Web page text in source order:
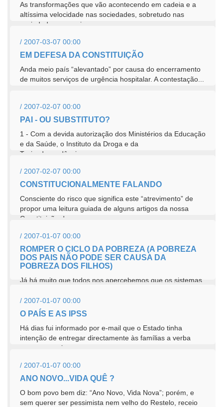
As transformações que vão acontecendo em cadeia e a
altíssima velocidade nas sociedades, sobretudo nas
sociedades europeias,...
/ 2007-03-07 00:00
EM DEFESA DA CONSTITUIÇÃO
Anda meio país “alevantado” por causa do encerramento
de muitos serviços de urgência hospitalar. A contestação...
/ 2007-02-07 00:00
PAI - OU SUBSTITUTO?
1 - Com a devida autorização dos Ministérios da Educação
e da Saúde, o Instituto da Droga e da
Toxicodependência...
/ 2007-02-07 00:00
CONSTITUCIONALMENTE FALANDO
Consciente do risco que significa este “atrevimento” de
propor uma leitura guiada de alguns artigos da nossa
Constituição da...
/ 2007-01-07 00:00
ROMPER O CICLO DA POBREZA (A POBREZA
DOS PAIS NÃO PODE SER CAUSA DA
POBREZA DOS FILHOS)
Já há muito que todos nos apercebemos que os sistemas
pobreza nem a fome...
/ 2007-01-07 00:00
O PAÍS E AS IPSS
Há dias fui informado por e-mail que o Estado tinha
intenção de entregar directamente às famílias a verba
com que apoia as...
/ 2007-01-07 00:00
ANO NOVO...VIDA QUÊ ?
O bom povo bem diz: “Ano Novo, Vida Nova”; porém, e
sem querer ser pessimista nem velho do Restelo, receio